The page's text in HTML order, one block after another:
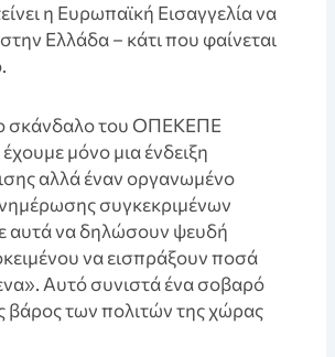
η Ευρωπαϊκή Εισαγγελία να
Ελλάδα – κάτι που φαίνεται
σκάνδαλο του ΟΠЕΚΕΠΈ
μόνο μια ένδειξη
αλλά έναν οργανωμένο
συγκεκριμένων
αυτά να δηλώσουν ψευδή
να εισπράξουν ποσά
Αυτό συνιστά ένα σοβαρό
βάρος των πολιτών της χώρας